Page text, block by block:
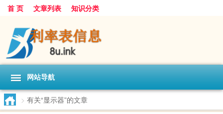
首 页 文章列表 知识分类
网站导航
> 有关“显示器”的文章